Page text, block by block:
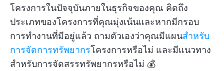
โครงการในปัจจุบันภายในธุรกิจของคุณ คิดถึง
ประเภทของโครงการที่คุณมุ่งเน้นและหากมีกรอบ
การทำงานที่มีอยู่แล้ว ถามตัวเองว่าคุณมีแผนสำหรับ
การจัดการทรัพยากรโครงการหรือไม่ และมีแนวทาง
สำหรับการจัดสรรทรัพยากรหรือไม่ 💰